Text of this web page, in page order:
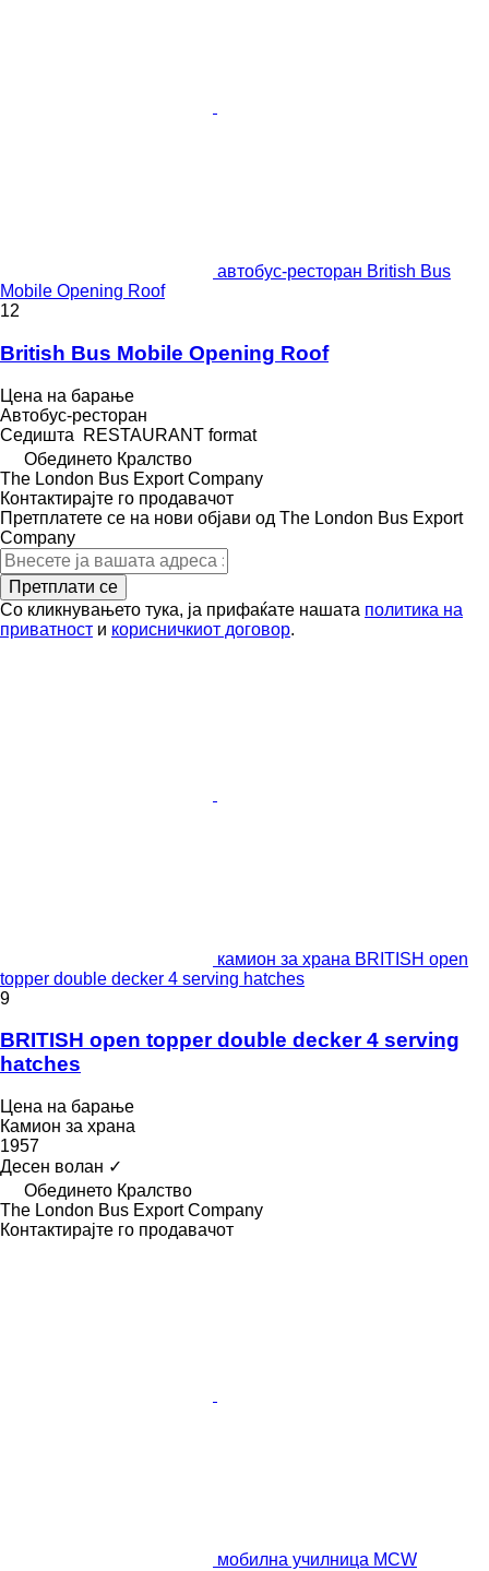
автобус-ресторан British Bus
Mobile Opening Roof
12
British Bus Mobile Opening Roof
Цена на барање
Автобус-ресторан
Седишта
RESTAURANT format
Обединето Кралство
The London Bus Export Company
Контактирајте го продавачот
Претплатете се на нови објави од The London Bus Export
Company
Претплати се
Со кликнувањето тука, ја прифаќате нашата политика на
приватност и корисничкиот договор.
камион за храна BRITISH open
topper double decker 4 serving hatches
9
BRITISH open topper double decker 4 serving
hatches
Цена на барање
Камион за храна
1957
Десен волан ✓
Обединето Кралство
The London Bus Export Company
Контактирајте го продавачот
мобилна училница MCW